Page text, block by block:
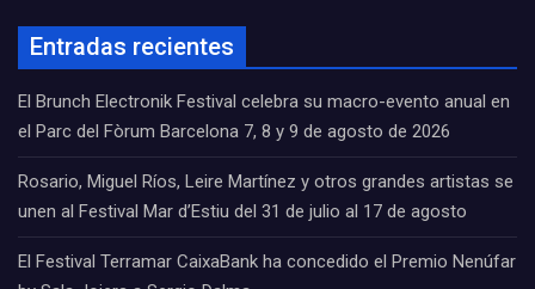
Entradas recientes
El Brunch Electronik Festival celebra su macro-evento anual en
el Parc del Fòrum Barcelona 7, 8 y 9 de agosto de 2026
Rosario, Miguel Ríos, Leire Martínez y otros grandes artistas se
unen al Festival Mar d’Estiu del 31 de julio al 17 de agosto
El Festival Terramar CaixaBank ha concedido el Premio Nenúfar